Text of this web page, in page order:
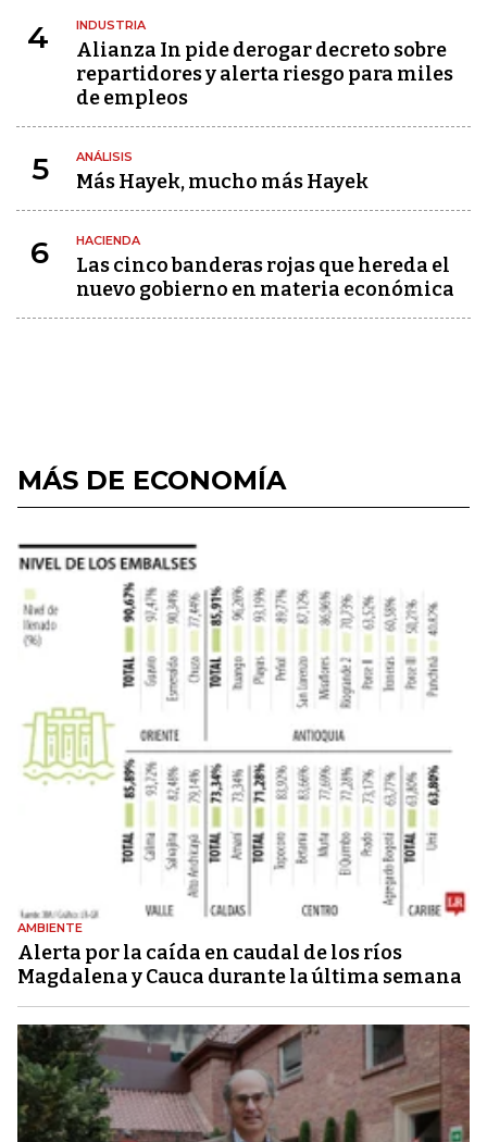
4 INDUSTRIA
Alianza In pide derogar decreto sobre
repartidores y alerta riesgo para miles
de empleos
5 ANÁLISIS
Más Hayek, mucho más Hayek
6 HACIENDA
Las cinco banderas rojas que hereda el
nuevo gobierno en materia económica
MÁS DE ECONOMÍA
AMBIENTE
Alerta por la caída en caudal de los ríos
Magdalena y Cauca durante la última semana